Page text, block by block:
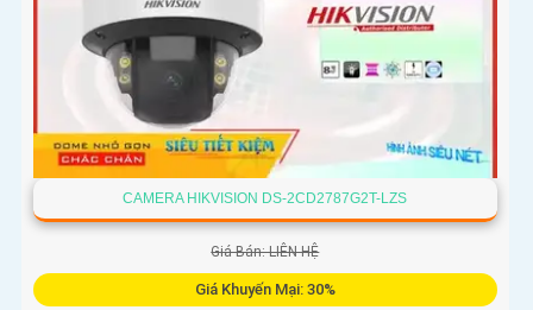
CAMERA HIKVISION DS-2CD2787G2T-LZS
Giá Bán: LIÊN HỆ
Giá Khuyến Mại: 30%